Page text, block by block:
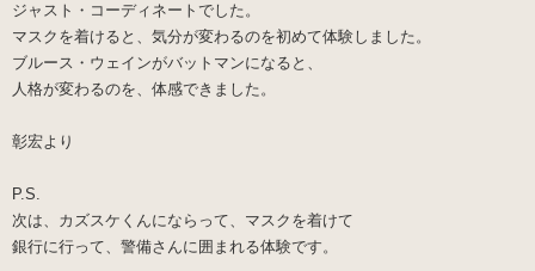
ジャスト・コーディネートでした。
マスクを着けると、気分が変わるのを初めて体験しました。
ブルース・ウェインがバットマンになると、
人格が変わるのを、体感できました。
彰宏より
P.S.
次は、カズスケくんにならって、マスクを着けて
銀行に行って、警備さんに囲まれる体験です。